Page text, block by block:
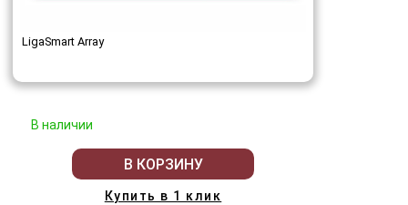
LigaSmart Array
В наличии
В КОРЗИНУ
Купить в 1 клик